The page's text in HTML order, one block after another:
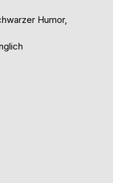
Humor,